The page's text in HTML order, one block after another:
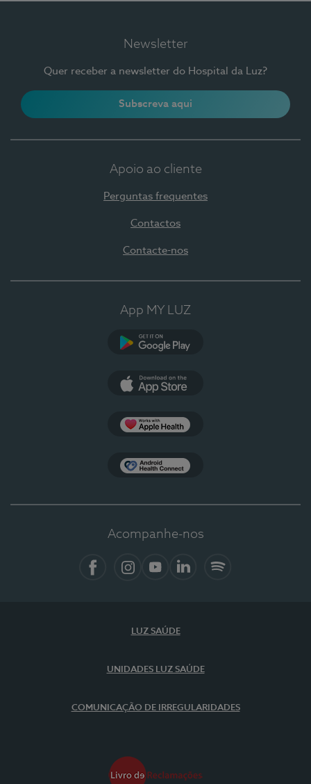
Newsletter
Quer receber a newsletter do Hospital da Luz?
Subscreva aqui
Apoio ao cliente
Perguntas frequentes
Contactos
Contacte-nos
App MY LUZ
Acompanhe-nos
LUZ SAÚDE
UNIDADES LUZ SAÚDE
COMUNICAÇÃO DE IRREGULARIDADES